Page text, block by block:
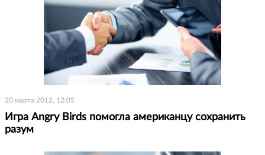
20 марта 2012, 12:05
Игра Angry Birds помогла американцу сохранить
разум